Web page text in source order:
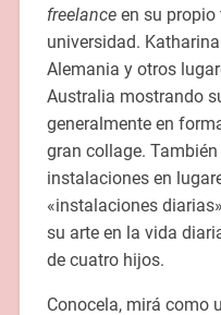
freelanceen su propio
universidad.
Alemania y otros
Australia mostrando
generalmente en
gran collage.
instalaciones en
«instalaciones
su arte en la vida
de cuatro hijos.
Conocela, mirá como